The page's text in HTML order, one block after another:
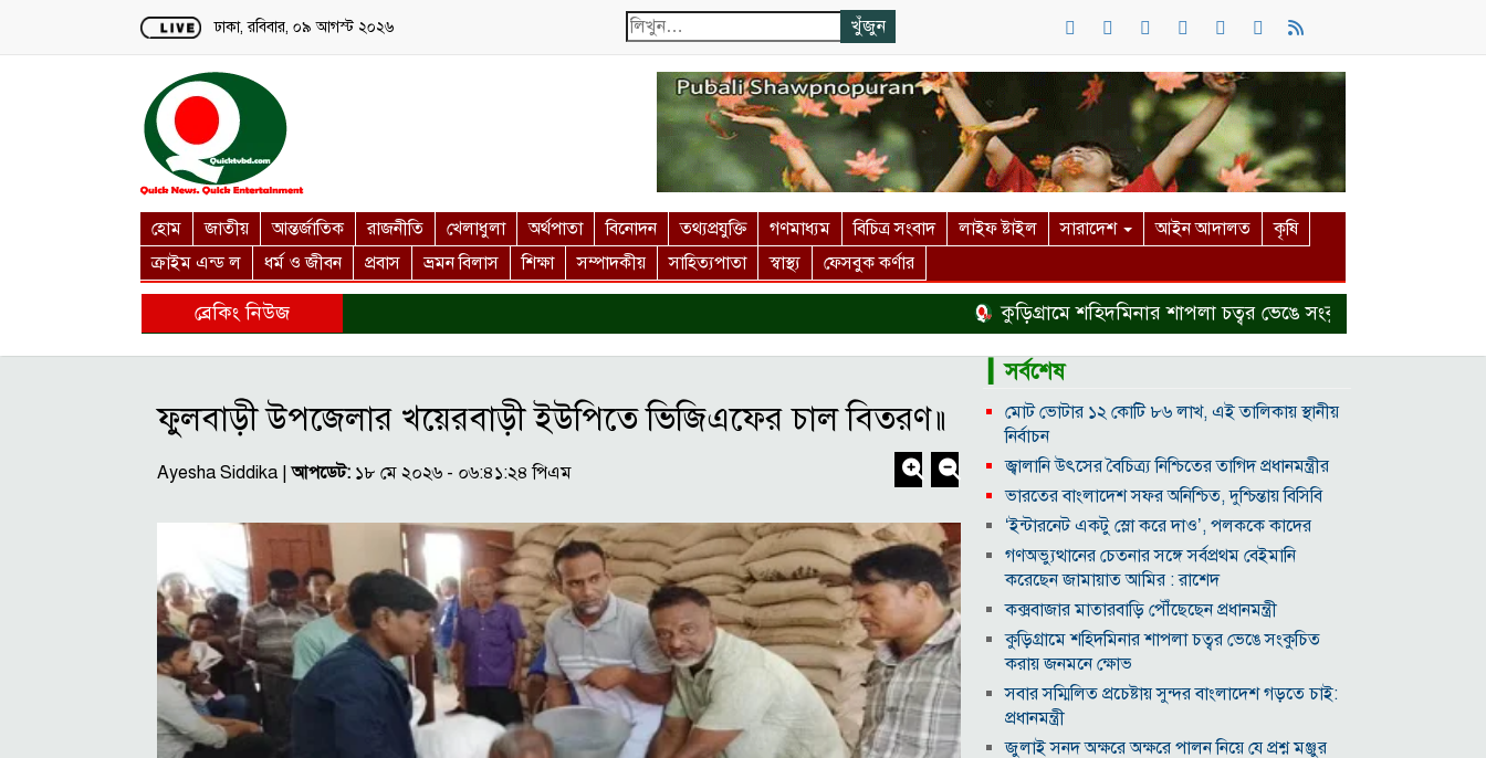
Loading...
ঢাকা, রবিবার, ০৯ আগস্ট ২০২৬
হোম জাতীয় আন্তর্জাতিক রাজনীতি খেলাধুলা অর্থপাতা বিনোদন তথ্যপ্রযুক্তি গণমাধ্যম বিচিত্র সংবাদ লাইফ ষ্টাইল সারাদেশ আইন আদালত
কৃষি
ক্রাইম এন্ড ল
ধর্ম ও জীবন প্রবাস ভ্রমন বিলাস শিক্ষা সম্পাদকীয় সাহিত্যপাতা স্বাস্থ্য ফেসবুক কর্ণার
ব্রেকিং নিউজ কুড়িগ্রামে শহিদমিনার শাপলা চত্বর ভেঙে সংকুচিত করায় জনমনে ক্ষোভ
ফুলবাড়ী উপজেলার খয়েরবাড়ী ইউপিতে ভিজিএফের চাল বিতরণ॥
Ayesha Siddika |আপডেট: ১৮ মে ২০২৬ - ০৬:৪১:২৪ পিএম
▎সর্বশেষ
মোট ভোটার ১২ কোটি ৮৬ লাখ, এই তালিকায় স্থানীয়
নির্বাচন
জ্বালানি উৎসের বৈচিত্র্য নিশ্চিতের তাগিদ প্রধানমন্ত্রীর
ভারতের বাংলাদেশ সফর অনিশ্চিত, দুশ্চিন্তায় বিসিবি
‘ইন্টারনেট একটু স্লো করে দাও’, পলককে কাদের
গণঅভ্যুত্থানের চেতনার সঙ্গে সর্বপ্রথম বেইমানি
করেছেন জামায়াত আমির : রাশেদ
কক্সবাজার মাতারবাড়ি পৌঁছেছেন প্রধানমন্ত্রী
কুড়িগ্রামে শহিদমিনার শাপলা চত্বর ভেঙে সংকুচিত
করায় জনমনে ক্ষোভ
সবার সম্মিলিত প্রচেষ্টায় সুন্দর বাংলাদেশ গড়তে চাই:
প্রধানমন্ত্রী
জুলাই সনদ অক্ষরে অক্ষরে পালন নিয়ে যে প্রশ্ন মঞ্জুর